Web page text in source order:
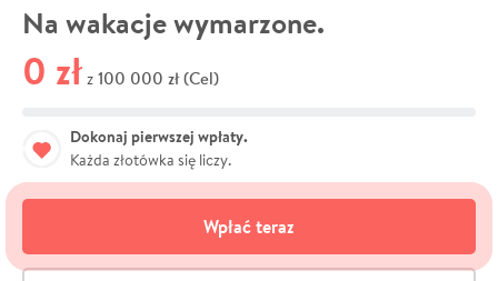
Na wakacje wymarzone.
0 zł z 100 000 zł (Cel)
Dokonaj pierwszej wpłaty.
Każda złotówka się liczy.
Wpłać teraz